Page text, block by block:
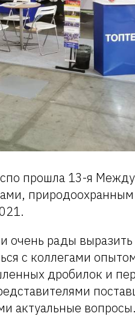
прошла 13-я
рады выразить
с коллегами
дробилок и
актуальные